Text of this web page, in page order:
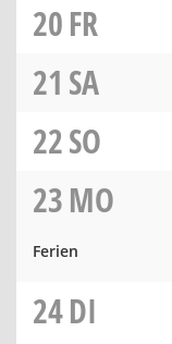
20FR
21 SA
22SO
23MO
Ferien
24DI